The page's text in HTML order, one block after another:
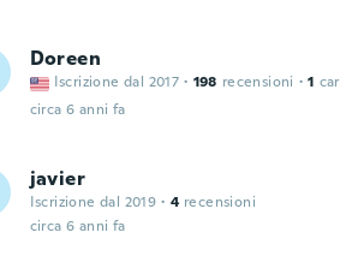
Doreen
Iscrizione dal 2017 · 198 recensioni · 1
circa 6 anni fa
javier
Iscrizione dal 2019 · 4 recensioni
circa 6 anni fa